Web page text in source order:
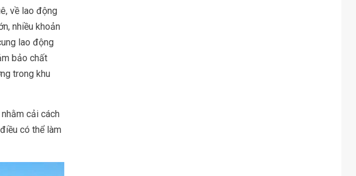
về lao động
nhiều khoản
lao động
bảo chất
trong khu
cải cách
có thể làm